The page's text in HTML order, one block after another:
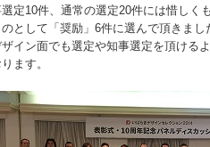
定10件、通常の選定20件には惜しく
として「奨励」6件に選んで頂きま
イン面でも選定や知事選定を頂ける
ます。